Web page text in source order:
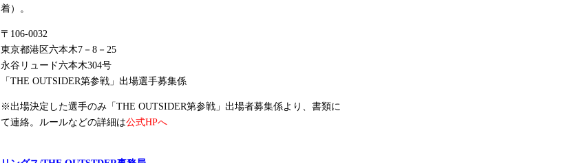
着）。
〒106-0032
東京都港区六本木7－8－25
永谷リュード六本木304号
「THE OUTSIDER第参戦」出場選手募集係
※出場決定した選手のみ「THE OUTSIDER第参戦」出場者募集係より、書類に
て連絡。ルールなどの詳細は公式HPへ